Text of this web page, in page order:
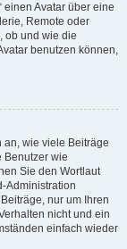
einen Avatar über eine
Remote oder
ob und wie die
benutzen können,
an, wie viele Beiträge
Benutzer wie
Sie den Wortlaut
Administration
nur um Ihren
nicht und ein
einfach wieder